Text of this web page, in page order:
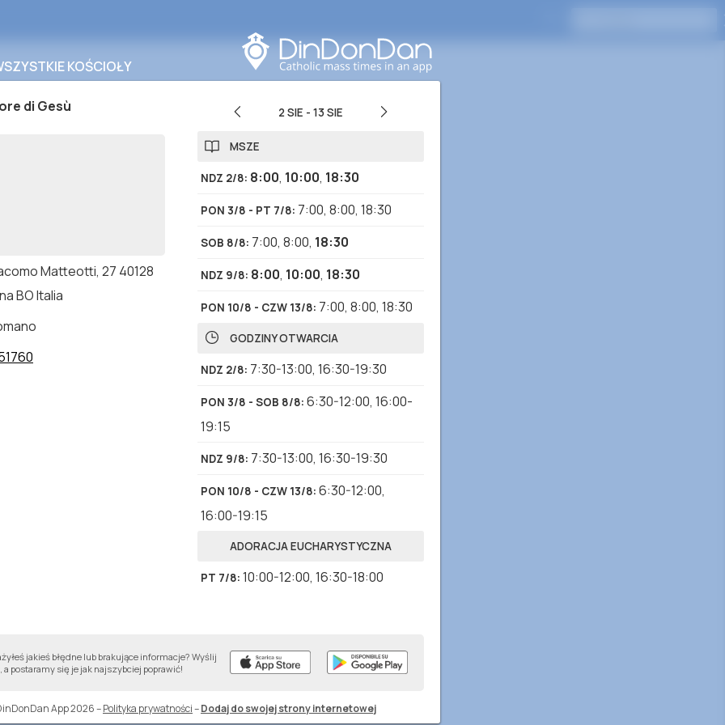
KOŚCIOŁY
di Gesù
Matteotti, 27 40128
BO Italia
2 SIE - 13 SIE
MSZE
NDZ 2/8: 8:00, 10:00, 18:30
PON 3/8 - PT 7/8: 7:00, 8:00, 18:30
SOB 8/8: 7:00, 8:00, 18:30
NDZ 9/8: 8:00, 10:00, 18:30
PON 10/8 - CZW 13/8: 7:00, 8:00, 18:30
GODZINY OTWARCIA
NDZ 2/8: 7:30-13:00, 16:30-19:30
PON 3/8 - SOB 8/8: 6:30-12:00, 16:00-
19:15
NDZ 9/8: 7:30-13:00, 16:30-19:30
PON 10/8 - CZW 13/8: 6:30-12:00,
16:00-19:15
ADORACJA EUCHARYSTYCZNA
PT 7/8: 10:00-12:00, 16:30-18:00
jakieś błędne lub brakujące informacje? Wyślij
a postaramy się je jak najszybciej poprawić!
App 2026–Polityka prywatności–Dodaj do swojej strony internetowej